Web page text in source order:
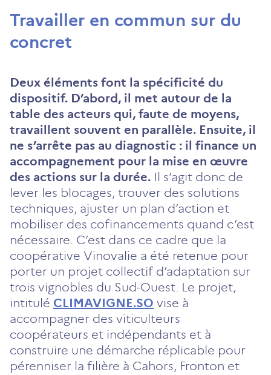
Travailler en commun sur du
concret
Deux éléments font la spécificité du
dispositif. D’abord, il met autour de la
table des acteurs qui, faute de moyens,
travaillent souvent en parallèle. Ensuite, il
ne s’arrête pas au diagnostic : il finance un
accompagnement pour la mise en œuvre
des actions sur la durée. Il s’agit donc de
lever les blocages, trouver des solutions
techniques, ajuster un plan d’action et
mobiliser des cofinancements quand c’est
nécessaire. C’est dans ce cadre que la
coopérative Vinovalie a été retenue pour
porter un projet collectif d’adaptation sur
trois vignobles du Sud-Ouest. Le projet,
intitulé CLIMAVIGNE.SO vise à
accompagner des viticulteurs
coopérateurs et indépendants et à
construire une démarche réplicable pour
pérenniser la filière à Cahors, Fronton et